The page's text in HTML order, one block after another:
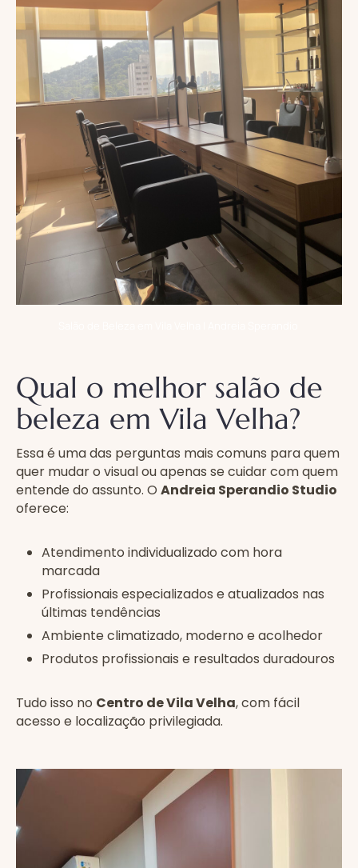
Qual o melhor salão de
beleza em Vila Velha?
Essa é uma das perguntas mais comuns para quem
quer mudar o visual ou apenas se cuidar com quem
entende do assunto. O Andreia Sperandio Studio
oferece:
Atendimento individualizado com hora
marcada
Profissionais especializados e atualizados nas
últimas tendências
Ambiente climatizado, moderno e acolhedor
Produtos profissionais e resultados duradouros
Tudo isso no Centro de Vila Velha, com fácil
acesso e localização privilegiada.